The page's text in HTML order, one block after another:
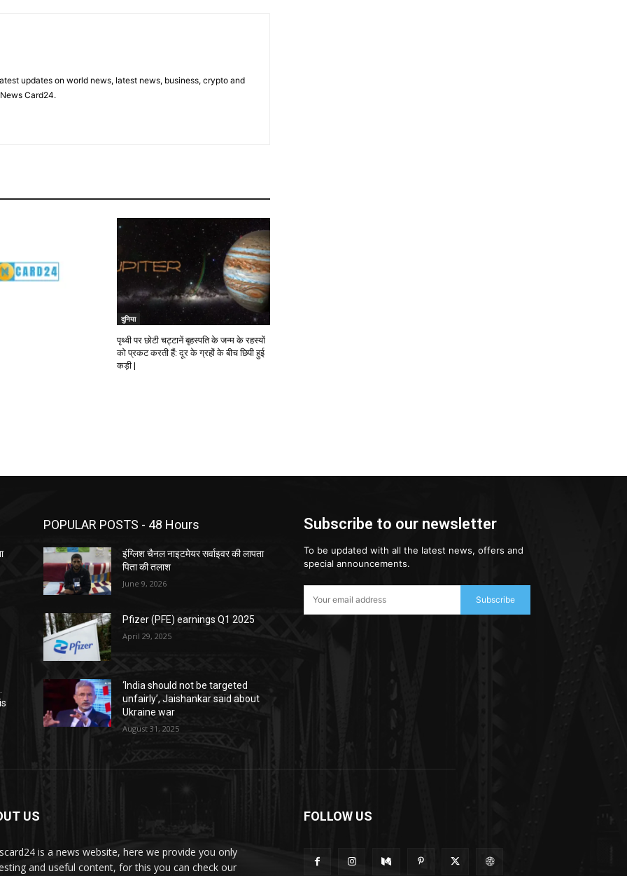
updates on world news, latest news, business, crypto and
Card24.
दुनिया
पृथ्वी पर छोटी चट्टानें बृहस्पति के जन्म के रहस्यों
को प्रकट करती हैं: दूर के ग्रहों के बीच छिपी हुई
कड़ी |
POPULAR POSTS - 48 Hours
इंग्लिश चैनल नाइटमेयर सर्वाइवर की लापता
पिता की तलाश
June 9, 2026
Pfizer (PFE) earnings Q1 2025
April 29, 2025
‘India should not be targeted
unfairly’, Jaishankar said about
Ukraine war
August 31, 2025
Subscribe to our newsletter
To be updated with all the latest news, offers and
special announcements.
Subscribe
US
is a news website, here we provide you only
and useful content, for this you can check our
FOLLOW US